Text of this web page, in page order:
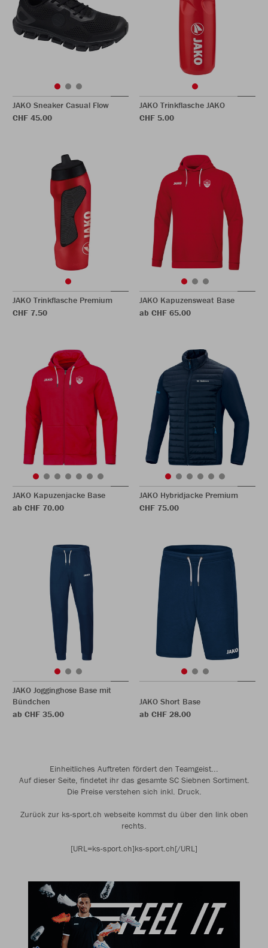
JAKO Sneaker Casual Flow
CHF 45.00
JAKO Trinkflasche JAKO
CHF 5.00
JAKO Trinkflasche Premium
CHF 7.50
JAKO Kapuzensweat Base
ab CHF 65.00
JAKO Kapuzenjacke Base
ab CHF 70.00
JAKO Hybridjacke Premium
CHF 75.00
JAKO Jogginghose Base mit
Bündchen
ab CHF 35.00
JAKO Short Base
ab CHF 28.00
Einheitliches Auftreten fördert den Teamgeist...
Auf dieser Seite, findetet ihr das gesamte SC Siebnen Sortiment.
Die Preise verstehen sich inkl. Druck.
Zurück zur ks-sport.ch webseite kommst du über den link oben
rechts.
[URL=ks-sport.ch]ks-sport.ch[/URL]